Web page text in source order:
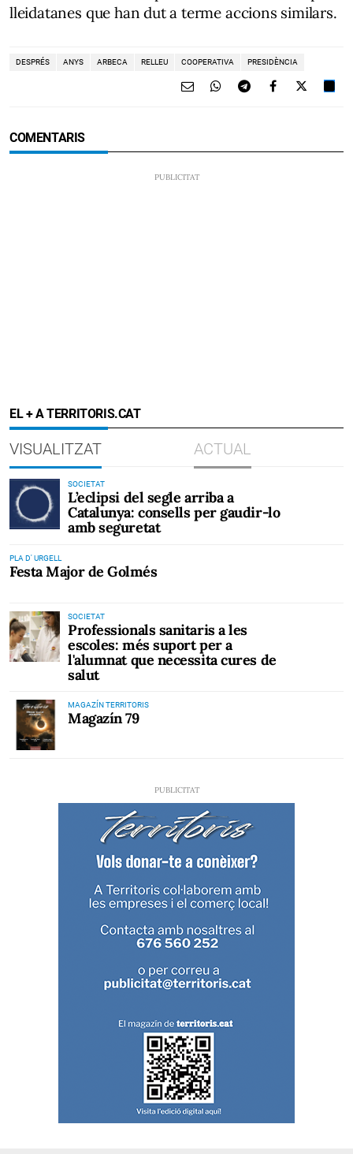
lleidatanes que han dut a terme accions similars.
DESPRÉS ANYS ARBECA RELLEU COOPERATIVA PRESIDÈNCIA
COMENTARIS
EL + A TERRITORIS.CAT
VISUALITZAT ACTUAL
SOCIETAT
L’eclipsi del segle arriba a
Catalunya: consells per gaudir-lo
amb seguretat
PLA D' URGELL
Festa Major de Golmés
SOCIETAT
Professionals sanitaris a les
escoles: més suport per a
l'alumnat que necessita cures de
salut
MAGAZÍN TERRITORIS
Magazín 79